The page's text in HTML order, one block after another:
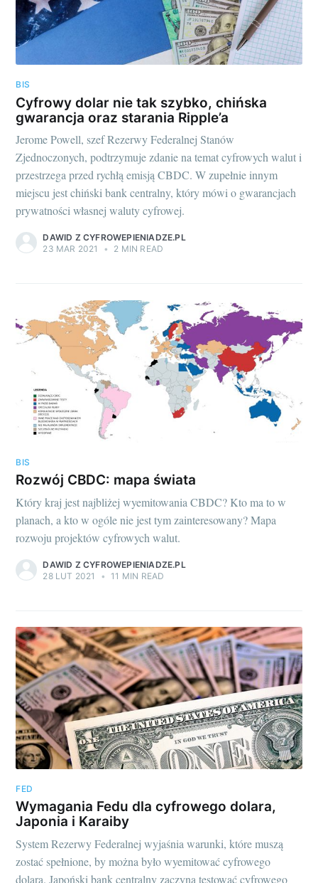
BIS
Cyfrowy dolar nie tak szybko, chińska
gwarancja oraz starania Ripple’a
Jerome Powell, szef Rezerwy Federalnej Stanów
Zjednoczonych, podtrzymuje zdanie na temat cyfrowych walut i
przestrzega przed rychłą emisją CBDC. W zupełnie innym
miejscu jest chiński bank centralny, który mówi o gwarancjach
prywatności własnej waluty cyfrowej.
DAWID Z CYFROWEPIENIADZE.PL
23 MAR 2021
• 2 MIN READ
BIS
Rozwój CBDC: mapa świata
Który kraj jest najbliżej wyemitowania CBDC? Kto ma to w
planach, a kto w ogóle nie jest tym zainteresowany? Mapa
rozwoju projektów cyfrowych walut.
DAWID Z CYFROWEPIENIADZE.PL
28 LUT 2021
• 11 MIN READ
FED
Wymagania Fedu dla cyfrowego dolara,
Japonia i Karaiby
System Rezerwy Federalnej wyjaśnia warunki, które muszą
zostać spełnione, by można było wyemitować cyfrowego
dolara. Japoński bank centralny zaczyna testować cyfrowego